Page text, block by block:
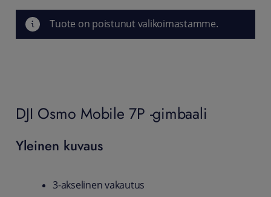
Tuote on poistunut valikoimastamme.
DJI Osmo Mobile 7P -gimbaali
Yleinen kuvaus
3-akselinen vakautus